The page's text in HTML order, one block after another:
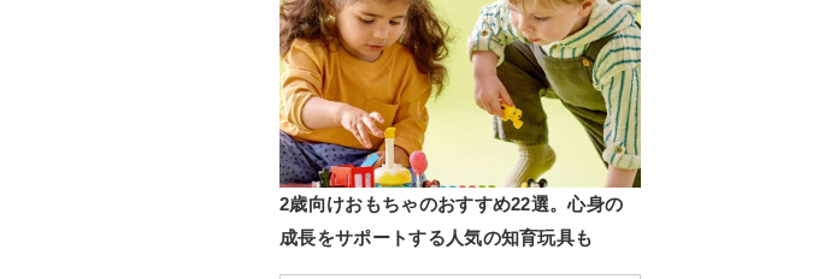
2歳向けおもちゃのおすすめ22選。心身の
成長をサポートする人気の知育玩具も